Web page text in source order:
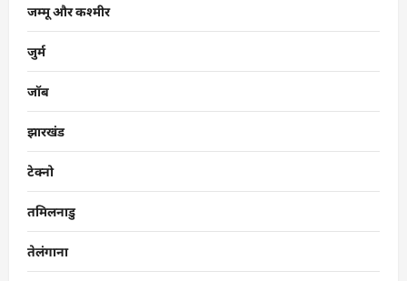
जम्मू और कश्मीर
जुर्म
जॉब
झारखंड
टेक्नो
तमिलनाडु
तेलंगाना